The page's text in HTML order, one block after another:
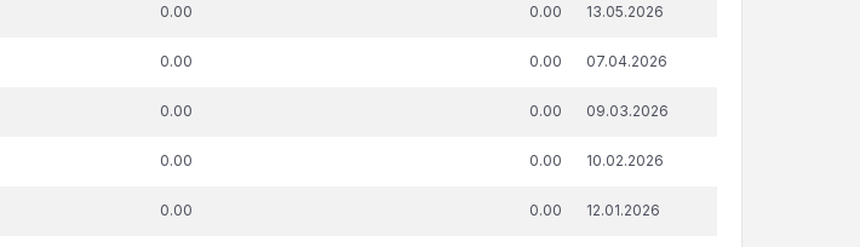
0.00 0.00 13.05.2026
0.00 0.00 07.04.2026
0.00 0.00 09.03.2026
0.00 0.00 10.02.2026
0.00 0.00 12.01.2026